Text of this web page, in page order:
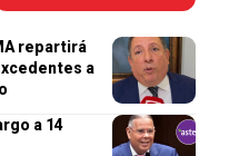
repartirá
a
a 14